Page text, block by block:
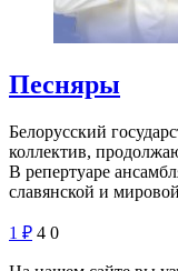
Песняры
Белорусский
коллектив,
В репертуаре
славянской и
1 ₽ 4 0